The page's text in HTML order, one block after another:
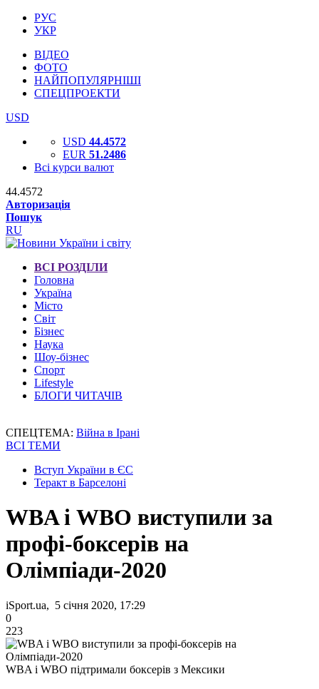
РУС
УКР
ВІДЕО
ФОТО
НАЙПОПУЛЯРНІШІ
СПЕЦПРОЕКТИ
USD
USD 44.4572
EUR 51.2486
Всі курси валют
44.4572
Авторизація
Пошук
RU
ВСІ РОЗДІЛИ
Головна
Україна
Місто
Світ
Бізнес
Наука
Шоу-бізнес
Спорт
Lifestyle
БЛОГИ ЧИТАЧІВ
СПЕЦТЕМА: Війна в Ірані
ВСІ ТЕМИ
Вступ України в ЄС
Теракт в Барселоні
WBA і WBO виступили за
профі-боксерів на
Олімпіади-2020
iSport.ua, 5 січня 2020, 17:29
0
223
WBA і WBO підтримали боксерів з Мексики